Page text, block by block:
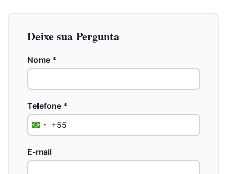
Deixe sua Pergunta
Nome *
Telefone *
Brazil+55
E-mail